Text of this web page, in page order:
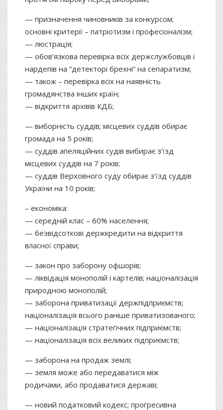
— призначення чиновників за конкурсом;
основні критерії – патріотизм і професіоналізм;
— люстрація;
— обов’язкова перевірка всіх держслужбовців і
нардепів на “детекторі брехні” на сепаратизм;
— також – перевірка всіх на наявність
громадянства інших країн;
— відкриття архівів КДБ;
— виборність суддів; місцевих суддів обирає
громада на 5 років;
— суддів апеляційних судів вибирає з’їзд
місцевих суддів на 7 років;
— суддів Верховного суду обирає з’їзд суддів
України на 10 років;
– економіка:
— середній клас – 60% населення;
— безвідсоткові держкредити на відкриття
власної справи;
— закон про заборону офшорів;
— ліквідація монополій і картелів; націоналізація
природною монополій;
— заборона приватизації держпідприємств;
націоналізація всього раніше приватизованого;
— націоналізація стратегічних підприємств;
— націоналізація всіх великих підприємств;
— заборона на продаж землі;
— земля може або передаватися між
родичами, або продаватися державі;
— новий податковий кодекс; прогресивна